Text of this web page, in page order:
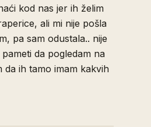
kod nas jer ih želim
ali mi nije pošla
pa sam odustala.. nije
da pogledam na
da ih tamo imam kakvih